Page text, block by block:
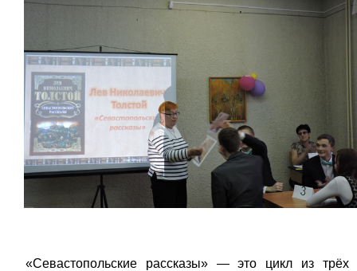
«Севастопольские рассказы» — это цикл из трёх